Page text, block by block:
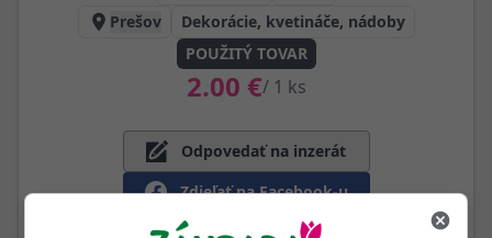
Prešov
Dekorácie, kvetináče, nádoby
POUŽITÝ TOVAR
2.00 €/ 1 ks
Zdieľať na Facebook-u
Tekvičky ušité z bavlnených látok v krémových,